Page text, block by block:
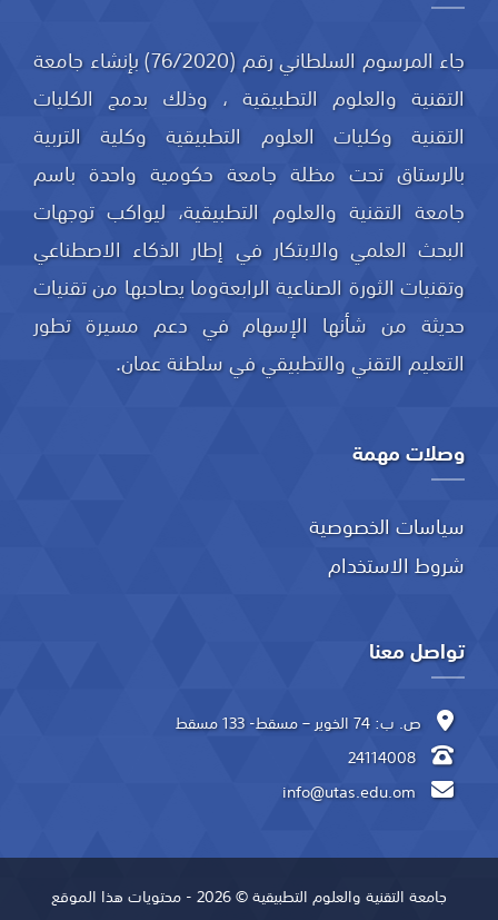
جاء المرسوم السلطاني رقم (76/2020) بإنشاء جامعة
التقنية والعلوم التطبيقية ، وذلك بدمج الكليات
التقنية وكليات العلوم التطبيقية وكلية التربية
بالرستاق تحت مظلة جامعة حكومية واحدة باسم
جامعة التقنية والعلوم التطبيقية، ليواكب توجهات
البحث العلمي والابتكار في إطار الذكاء الاصطناعي
وتقنيات الثورة الصناعية الرابعةوما يصاحبها من تقنيات
حديثة من شأنها الإسهام في دعم مسيرة تطور
التعليم التقني والتطبيقي في سلطنة عمان.
وصلات مهمة
سياسات الخصوصية
شروط الاستخدام
تواصل معنا
ص. ب: 74 الخوير – مسقط- 133 مسقط
24114008
جامعة التقنية والعلوم التطبيقية © 2026 - محتويات هذا الموقع